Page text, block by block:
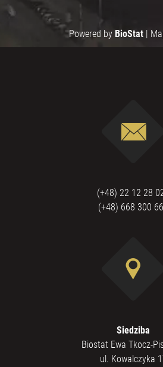
Powered by BioStat|
(+48) 22 12 28
(+48) 668 300
Siedziba
Biostat Ewa Tkocz-
ul. Kowalczyka